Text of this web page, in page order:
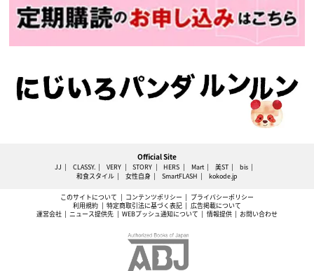
Official Site
JJ CLASSY. VERY STORY HERS Mart 美ST
bis
和食スタイル
女性自身 SmartFLASH kokode.jp
このサイトについて コンテンツポリシー
プライバシーポリシー
利用規約
特定商取引法に基づく表記
広告掲載について
運営会社
ニュース提供先 WEBプッシュ通知について 情報提供 お問い合わせ